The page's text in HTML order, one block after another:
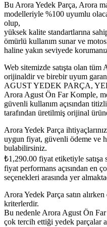
Bu Arora Yedek Parça, Arora
modelleriyle %100 uyumlu
olup,
yüksek kalite standartlarına
ömürlü kullanım sunar ve
haline yakın seviyede
Web sitemizde satışta olan tüm
orijinaldir ve birebir uyum
AGUST YEDEK PARÇA,
Arora Agust Ön Far Komple,
güvenli kullanım açısından
tarafından üretilmiş orijinal
Arora Yedek Parça
uygun fiyat, güvenli ödeme ve
bulabilirsiniz.
₺1,290.00 fiyat etiketiyle satışa
fiyat performans açısından en
seçenekleri arasında yer
Arora Yedek Parça satın
kriterlerdir.
Bu nedenle Arora Agust Ön Far
çok tercih ettiği yedek parçalar